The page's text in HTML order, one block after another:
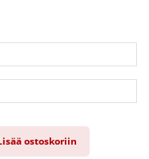
ostoskoriin